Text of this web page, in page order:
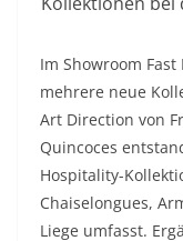
Im Showroom
mehrere neue
Art Direction von
Quincoces
Hospitality-
Chaiselongues,
Liege umfasst.